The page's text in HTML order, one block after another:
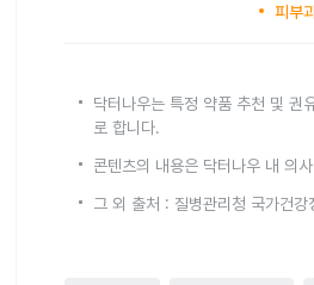
피부
닥터나우는 특정 약품 추천 및 권
로 합니다.
콘텐츠의 내용은 닥터나우 내 의
그 외 출처 : 질병관리청 국가건